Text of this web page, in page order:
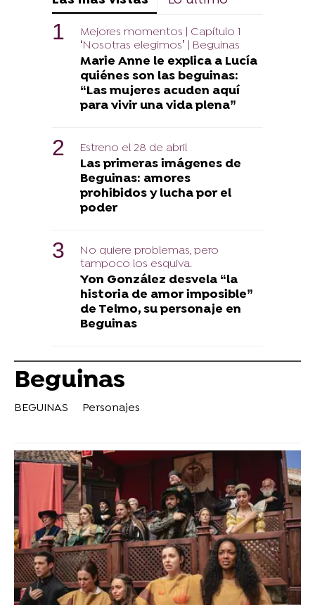
Mejores momentos | Capítulo 1
‘Nosotras elegimos’ | Beguinas
Marie Anne le explica a Lucía
quiénes son las beguinas:
“Las mujeres acuden aquí
para vivir una vida plena”
Estreno el 28 de abril
Las primeras imágenes de
Beguinas: amores
prohibidos y lucha por el
poder
No quiere problemas, pero
tampoco los esquiva.
Yon González desvela “la
historia de amor imposible”
de Telmo, su personaje en
Beguinas
Beguinas
BEGUINAS Personajes